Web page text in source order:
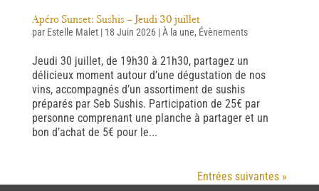
Apéro Sunset: Sushis – Jeudi 30 juillet
par Estelle Malet| 18 Juin 2026|À la une, Évènements
Jeudi 30 juillet, de 19h30 à 21h30, partagez un
délicieux moment autour d’une dégustation de nos
vins, accompagnés d’un assortiment de sushis
préparés par Seb Sushis. Participation de 25€ par
personne comprenant une planche à partager et un
bon d’achat de 5€ pour le...
Entrées suivantes »